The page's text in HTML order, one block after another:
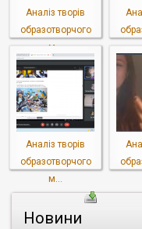
Новини
Аналіз творів
образотворчого
м...
Аналіз творів
образотворчого
м...